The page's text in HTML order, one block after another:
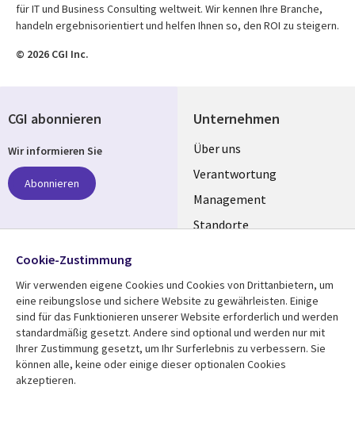
für IT und Business Consulting weltweit. Wir kennen Ihre Branche,
handeln ergebnisorientiert und helfen Ihnen so, den ROI zu steigern.
© 2026 CGI Inc.
Unternehmen
Useful
links
GERMANY
Über uns
Verantwortung
Management
Standorte
Mediathek
Library
Aktuelles
Rechtliches
CGI abonnieren
Wir informieren Sie
Abonnieren
Folgen Sie uns
Social
Media
GERMANY
Cookie-Zustimmung
Wir verwenden eigene Cookies und Cookies von Drittanbietern, um
eine reibungslose und sichere Website zu gewährleisten. Einige
sind für das Funktionieren unserer Website erforderlich und werden
standardmäßig gesetzt. Andere sind optional und werden nur mit
Ihrer Zustimmung gesetzt, um Ihr Surferlebnis zu verbessern. Sie
können alle, keine oder einige dieser optionalen Cookies
akzeptieren.